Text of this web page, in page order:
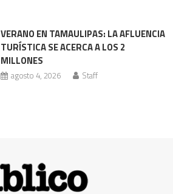
VERANO EN TAMAULIPAS: LA AFLUENCIA
TURÍSTICA SE ACERCA A LOS 2
MILLONES
agosto 4, 2026 Staff